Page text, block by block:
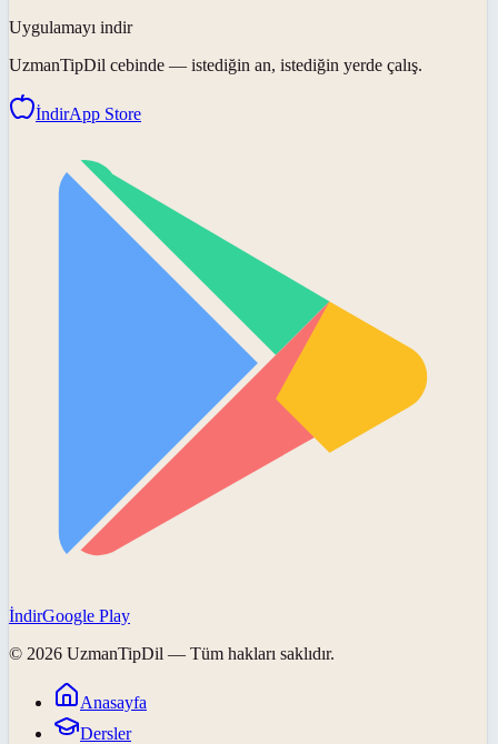
Uygulamayı indir
UzmanTipDil cebinde — istediğin an, istediğin yerde çalış.
İndirApp Store
İndirGoogle Play
© 2026 UzmanTipDil — Tüm hakları saklıdır.
Anasayfa
Dersler